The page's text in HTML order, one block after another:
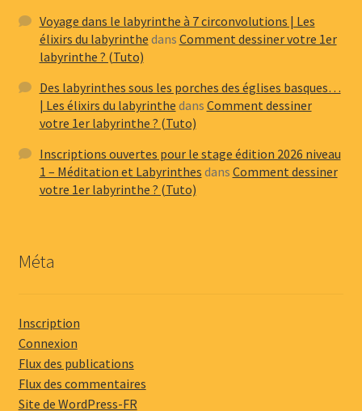
Voyage dans le labyrinthe à 7 circonvolutions | Les
élixirs du labyrinthe dans Comment dessiner votre 1er
labyrinthe ? (Tuto)
Des labyrinthes sous les porches des églises basques…
| Les élixirs du labyrinthe dans Comment dessiner
votre 1er labyrinthe ? (Tuto)
Inscriptions ouvertes pour le stage édition 2026 niveau
1 – Méditation et Labyrinthes dans Comment dessiner
votre 1er labyrinthe ? (Tuto)
Méta
Inscription
Connexion
Flux des publications
Flux des commentaires
Site de WordPress-FR